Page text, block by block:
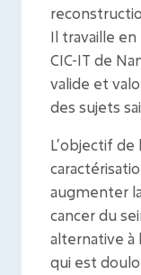
Il travaille
CIC-IT de
valide et
des sujets
L’objectif de
augmenter
cancer du
alternative à
qui est